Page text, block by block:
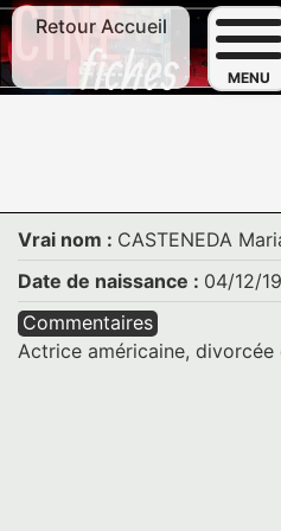
Retour Accueil
MENU
Vrai nom : CASTENEDA
Date de naissance : 04/12/
Commentaires
Actrice américaine, divorcée